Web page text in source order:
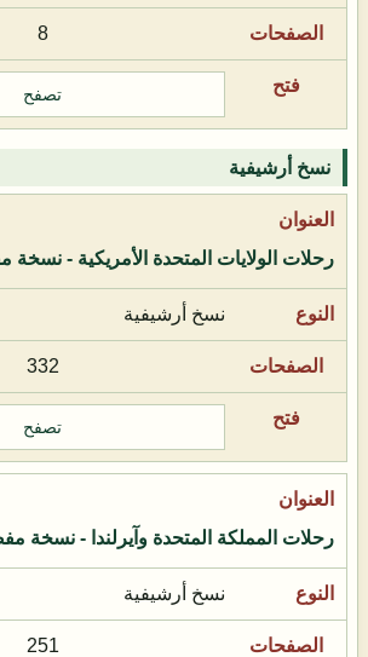
8
تصفح
نسخ أرشيفية
رحلات الولايات المتحدة الأمريكية - نسخة
نسخ أرشيفية
332
تصفح
رحلات المملكة المتحدة وآيرلندا - نسخة
نسخ أرشيفية
251